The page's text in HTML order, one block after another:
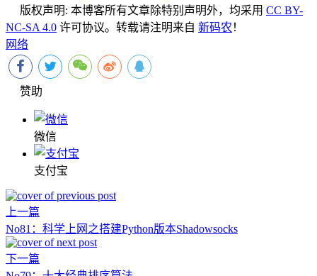
版权声明: 本博客所有文章除特别声明外，均采用 CC BY-
NC-SA 4.0 许可协议。转载请注明来自 新码农 ！
网络
赞助
微信
支付宝
上一篇
No81：科学上网之搭建Python版本Shadowsocks
下一篇